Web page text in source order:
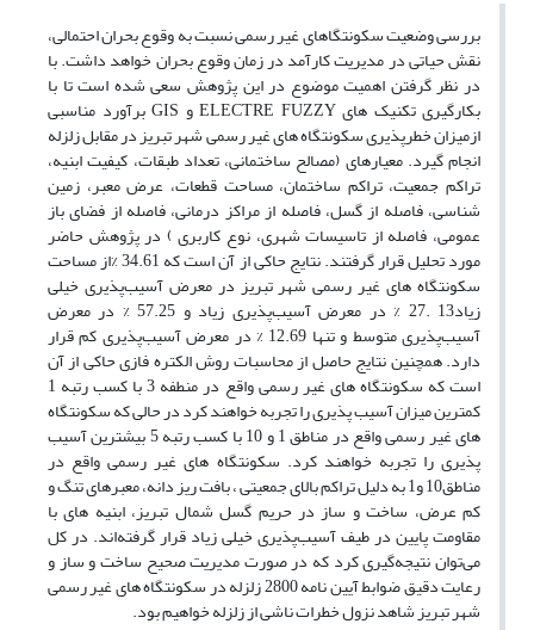
بررسی وضعیت سکونتگاهای غیر رسمی نسبت به وقوع بحران احتمالی،
نقش حیاتی در مدیریت کارآمد در زمان وقوع بحران خواهد داشت. با
در نظر گرفتن اهمیت موضوع در این پژوهش سعی شده است تا با
بکارگیری تکنیک های ELECTRE FUZZY و GIS برآورد مناسبی
ازمیزان خطرپذیری سکونتگاه های غیر رسمی شهر تبریز در مقابل زلزله
انجام گیرد. معیارهای (مصالح ساختمانی، تعداد طبقات، کیفیت ابنیه،
تراکم جمعیت، تراکم ساختمان، مساحت قطعات، عرض معبر، زمین
شناسی، فاصله از گسل، فاصله از مراکز درمانی، فاصله از فضای باز
عمومی، فاصله از تاسیسات شهری، نوع کاربری ) در پژوهش حاضر
مورد تحلیل قرار گرفتند. نتایج حاکی از آن است که 34.61 %از مساحت
سکونتگاه های غیر رسمی شهر تبریز در معرض آسیب‌پذیری خیلی
زیاد13 .27 % در معرض آسیب‌پذیری زیاد و 57.25 % در معرض
آسیب‌پذیری متوسط و تنها 12.69 % در معرض آسیب‌پذیری کم قرار
دارد. همچنین نتایج حاصل از محاسبات روش الکتره فازی حاکی از آن
است که سکونتگاه های غیر رسمی واقع در منطفه 3 با کسب رتبه 1
کمترین میزان آسیب پذیری را تجربه خواهند کرد در حالی که سکونتگاه
های غیر رسمی واقع در مناطق 1 و 10 با کسب رتبه 5 بیشترین آسیب
پذیری را تجربه خواهند کرد. سکونتگاه های غیر رسمی واقع در
مناطق10 و1 به دلیل تراکم بالای جمعیتی ، بافت ریز دانه، معبرهای تنگ و
کم عرض، ساخت و ساز در حریم گسل شمال تبریز، ابنیه های با
مقاومت پایین در طیف آسیب‌پذیری خیلی زیاد قرار گرفته‌اند. در کل
می‌توان نتیجه‌گیری کرد که در صورت مدیریت صحیح ساخت و ساز و
رعایت دقیق ضوابط آیین نامه 2800 زلزله در سکونتگاه های غیر رسمی
شهر تبریز شاهد نزول خطرات ناشی از زلزله خواهیم بود.